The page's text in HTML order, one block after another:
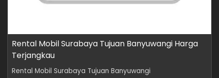
Rental Mobil Surabaya Tujuan Banyuwangi Harga
Terjangkau
Rental Mobil Surabaya Tujuan Banyuwangi